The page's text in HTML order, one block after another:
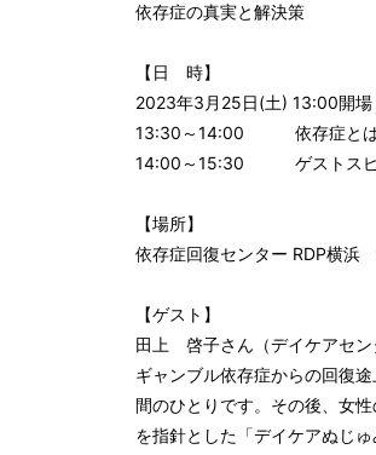
依存症の真実と解決策
【日 時】
2023年3月25日(土) 13:00開場
13:30～14:00 依存症とは
14:00～15:30 ゲストスピ
【場所】
依存症回復センター RDP横浜
【ゲスト】
田上 啓子さん（デイケアセ
ギャンブル依存症からの回復
間のひとりです。その後、女
を指針とした「デイケアぬじ